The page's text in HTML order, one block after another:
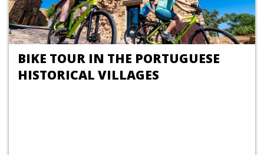
BIKE TOUR IN THE PORTUGUESE
HISTORICAL VILLAGES